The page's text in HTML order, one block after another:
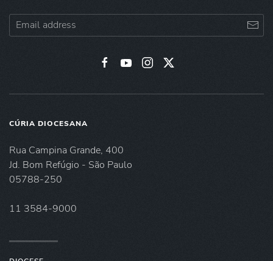
CÚRIA DIOCESANA
Rua Campina Grande, 400
Jd. Bom Refúgio - São Paulo
05788-250
11 3584-9000